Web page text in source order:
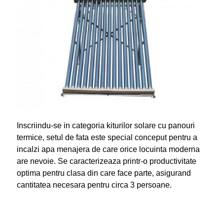
Inscriindu-se in categoria kiturilor solare cu panouri
termice, setul de fata este special conceput pentru a
incalzi apa menajera de care orice locuinta moderna
are nevoie. Se caracterizeaza printr-o productivitate
optima pentru clasa din care face parte, asigurand
cantitatea necesara pentru circa 3 persoane.